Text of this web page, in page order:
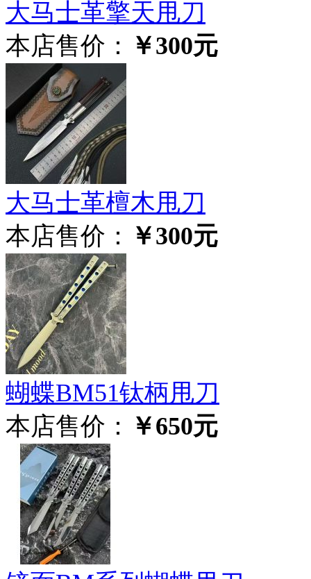
大马士革擎天甩刀
本店售价： ￥300元
大马士革檀木甩刀
本店售价： ￥300元
蝴蝶BM51钛柄甩刀
本店售价： ￥650元